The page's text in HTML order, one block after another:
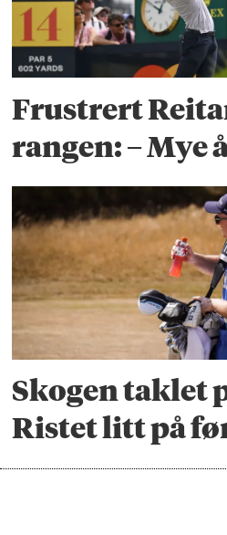
Frustrert
rangen: – Mye
Skogen taklet
Ristet litt på